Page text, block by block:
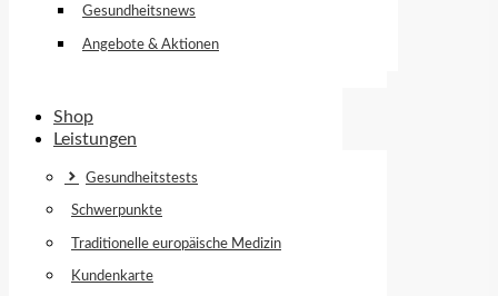
Gesundheitsnews
Angebote & Aktionen
Shop
Leistungen
Gesundheitstests
Schwerpunkte
Traditionelle europäische Medizin
Kundenkarte